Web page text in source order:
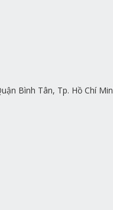
Bình Tân, Tp. Hồ Chí